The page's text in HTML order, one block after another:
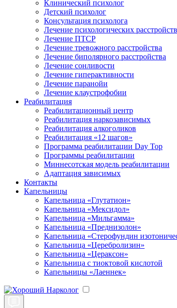
Клинический психолог
Детский психолог
Консультация психолога
Лечение психологических расстройств
Лечение ПТСР
Лечение тревожного расстройства
Лечение биполярного расстройства
Лечение сонливости
Лечение гиперактивности
Лечение паранойи
Лечение клаустрофобии
Реабилитация
Реабилитационный центр
Реабилитация наркозависимых
Реабилитация алкоголиков
Реабилитация «12 шагов»
Программа реабилитации Day Top
Программы реабилитации
Миннесотская модель реабилитации
Адаптация зависимых
Контакты
Капельницы
Капельница «Глутатион»
Капельница «Мексидол»
Капельница «Мильгамма»
Капельница «Преднизолон»
Капельница «Стерофундин
Капельница «Церебролизин»
Капельница «Цераксон»
Капельница с тиоктовой кислотой
Капельницы «Лаеннек»